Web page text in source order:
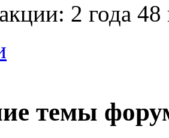
2 года 48
темы